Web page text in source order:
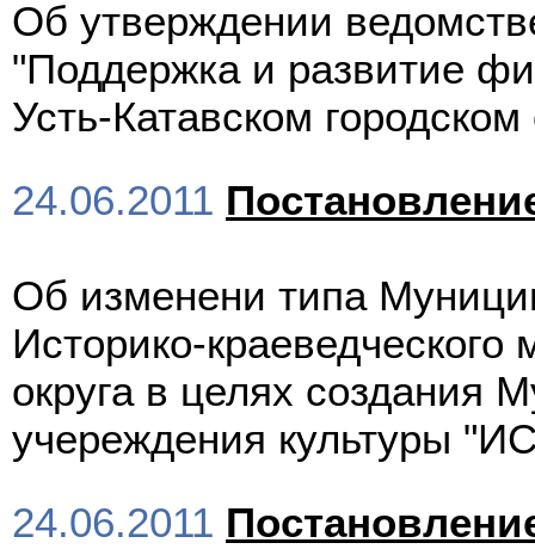
Об утверждении
"Поддержка и развитие
Усть-Катавском городском
24.06.2011
Об изменени типа
Историко-краеведческого
округа в целях создания
учереждения культуры
24.06.2011